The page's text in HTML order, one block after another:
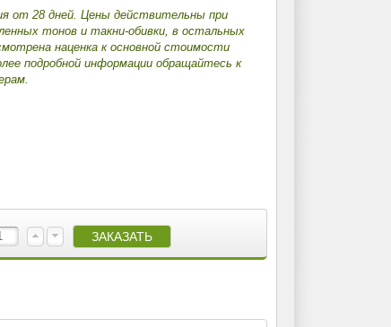
от 28 дней. Цены действительны при
тонов и такни-обивки, в остальных
наценка к основной стоимости
подробной информации обращайтесь к